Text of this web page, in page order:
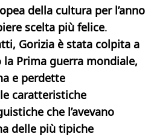
della cultura per l’anno
scelta più felice.
Gorizia è stata colpita a
Prima guerra mondiale,
e perdette
caratteristiche
che l’avevano
delle più tipiche